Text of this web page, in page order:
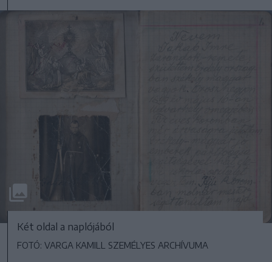
Két oldal a naplójából
FOTÓ: VARGA KAMILL SZEMÉLYES ARCHÍVUMA